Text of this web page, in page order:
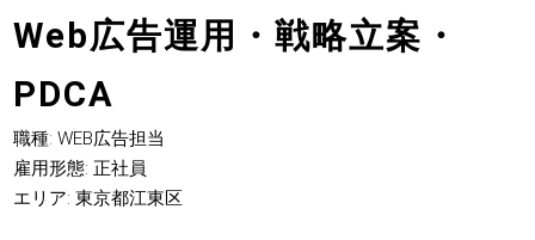
Web広告運用・戦略立案・
PDCA
職種: WEB広告担当
雇用形態: 正社員
エリア: 東京都江東区